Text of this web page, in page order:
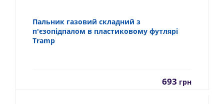
Пальник газовий складний з
п'єзопідпалом в пластиковому футлярі
Tramp
693 грн